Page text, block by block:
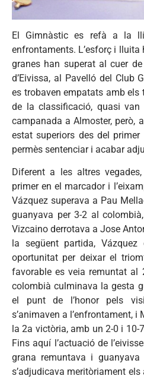
El Gimnàstic es refà a la
enfrontaments. L’esforç i
granes han superat al cuer
d’Eivissa, al Pavelló del Club
es trobaven empatats amb
de la classificació, quasi
campanada a Almoster, però,
estat superiors des del
permès sentenciar i acabar
Diferent a les altres
primer en el marcador i
Vázquez superava a Pau
guanyava per 3-2 al
Vizcaino derrotava a Jose
la següent partida,
oportunitat per deixar el
favorable es veia remuntat al
colombià culminava la gesta
el punt de l’honor pels
s’animaven a l’enfrontament,
la 2a victòria, amb un 2-0 i 10-
Fins aquí l’actuació de
grana remuntava i
s’adjudicava meritòriament